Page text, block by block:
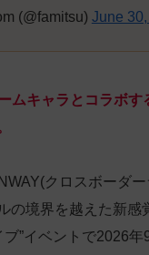
(@famitsu) June
ムキャラとコラボす
クロスボーダ
の境界を越えた新感
”イベントで2026年